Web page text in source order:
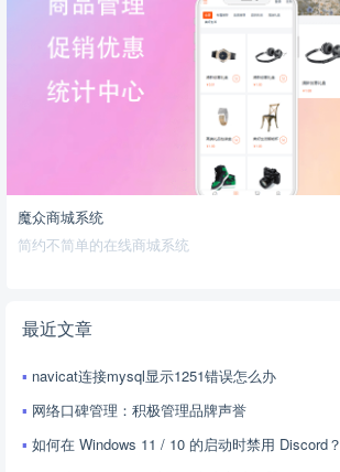
魔众商城系统
简约不简单的在线商城系统
最近文章
navicat连接mysql显示1251错误怎么办
网络口碑管理：积极管理品牌声誉
如何在 Windows 11 / 10 的启动时禁用 Discord？